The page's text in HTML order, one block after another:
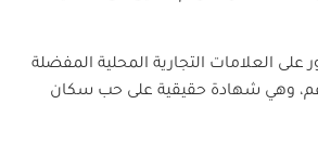
منها بـ 19 فئة عن طريق تصويت الجمهور على العلامات التجارية المحلية المفضلة
لأفضل المطاعم، وهي شهادة حقيقية على حب سكان